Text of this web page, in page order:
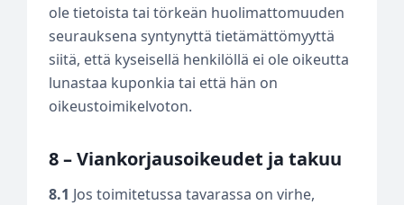
ole tietoista tai törkeän huolimattomuuden
seurauksena syntynyttä tietämättömyyttä
siitä, että kyseisellä henkilöllä ei ole oikeutta
lunastaa kuponkia tai että hän on
oikeustoimikelvoton.
8 – Viankorjausoikeudet ja takuu
8.1 Jos toimitetussa tavarassa on virhe,